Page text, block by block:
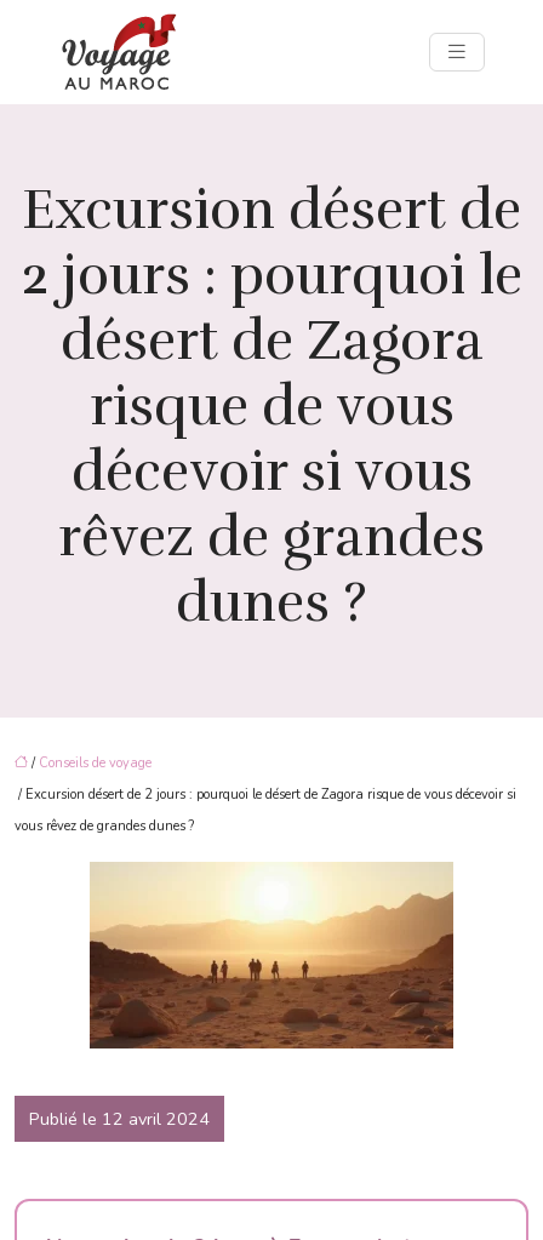
Excursion désert de
2 jours : pourquoi le
désert de Zagora
risque de vous
décevoir si vous
rêvez de grandes
dunes ?
/ Conseils de voyage
/ Excursion désert de 2 jours : pourquoi le désert de Zagora risque de vous décevoir si
vous rêvez de grandes dunes ?
Publié le 12 avril 2024